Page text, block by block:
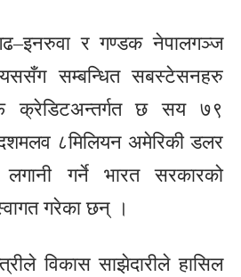
र गण्डक नेपालगञ्ज
सम्बन्धित सबस्टेसनहरु
क्रेडिटअन्तर्गत छ सय ७९
८मिलियन अमेरिकी डलर
लगानी गर्ने भारत सरकारको
गरेका छन् ।
विकास साझेदारीले हासिल